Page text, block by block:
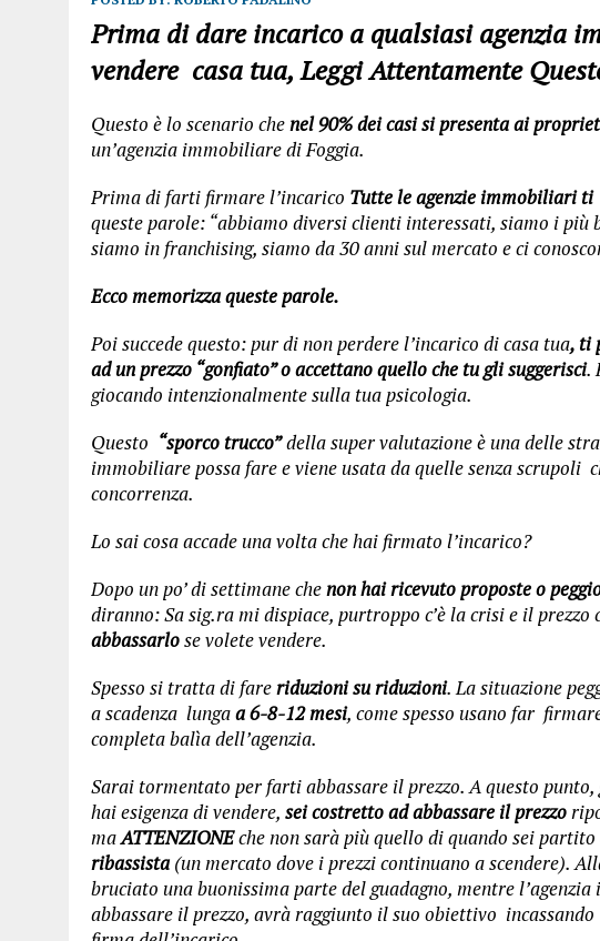
Prima di dare incarico a qualsiasi agenzia
vendere casa tua, Leggi Attentamente
Questo è lo scenario chenel 90% dei casi si presenta ai
un’agenzia immobiliare di Foggia.
Prima di farti firmare l’incarico Tutte le agenzie immobiliari
queste parole: “abbiamo diversi clienti interessati, siamo i
siamo in franchising, siamo da 30 anni sul mercato e ci
Ecco memorizza queste parole.
Poi succede questo: pur di non perdere l’incarico di casa tua, ti
ad un prezzo “gonfiato” o accettano quello che tu gli suggerisci.
giocando intenzionalmente sulla tua psicologia.
Questo “sporco trucco”della super valutazione è una delle
immobiliare possa fare e viene usata da quelle senza scrupoli
concorrenza.
Lo sai cosa accade una volta che hai firmato l’incarico?
Dopo un po’ di settimane chenon hai ricevuto proposte o
diranno: Sa sig.ra mi dispiace, purtroppo c’è la crisi e il prezzo
abbassarlose volete vendere.
Spesso si tratta di fareriduzioni su riduzioni. La situazione
a scadenza lungaa 6-8-12 mesi, come spesso usano far
completa balìa dell’agenzia.
Sarai tormentato per farti abbassare il prezzo. A questo
hai esigenza di vendere, sei costretto ad abbassare il prezzo
maATTENZIONEche non sarà più quello di quando sei partito
ribassista(un mercato dove i prezzi continuano a scendere).
bruciato una buonissima parte del guadagno, mentre
abbassare il prezzo, avrà raggiunto il suo obiettivo incassando